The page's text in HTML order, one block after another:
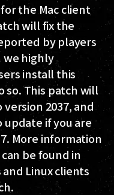
the Mac client
will fix the
by players
we highly
install this
This patch will
2037, and
if you are
More information
be found in
and Linux clients